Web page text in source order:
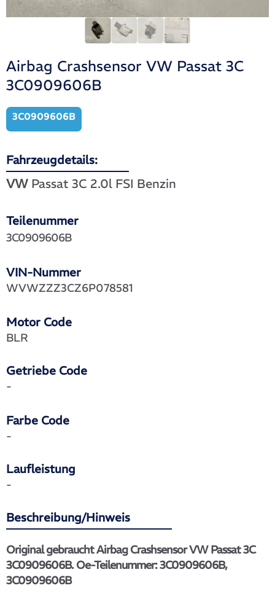
Airbag Crashsensor VW Passat 3C
3C0909606B
3C0909606B
Fahrzeugdetails:
VW Passat 3C 2.0l FSI Benzin
Teilenummer
VIN-Nummer
3C0909606B
WVWZZZ3CZ6P078581
Motor Code
Getriebe Code
BLR
-
Farbe Code
Laufleistung
-
-
Beschreibung/Hinweis
Original gebraucht Airbag Crashsensor VW Passat 3C
3C0909606B. Oe-Teilenummer: 3C0909606B,
3C0909606B